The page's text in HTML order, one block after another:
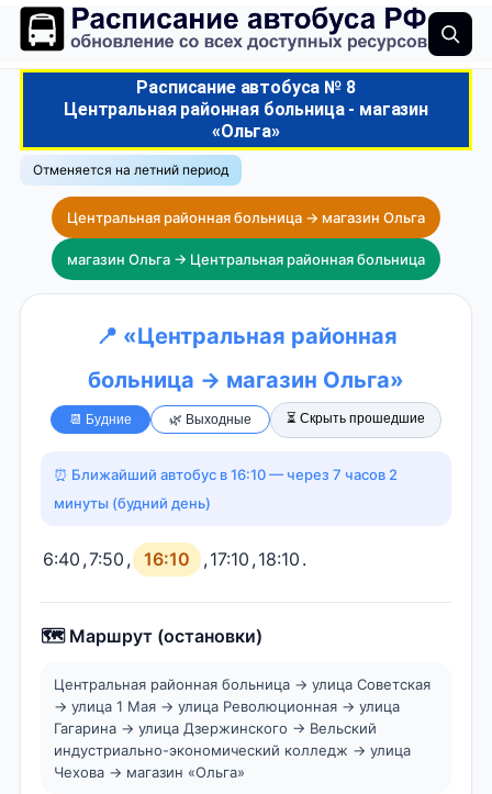
Расписание автобуса № 8
Центральная районная больница - магазин
«Ольга»
Отменяется на летний период
Центральная районная больница → магазин Ольга
магазин Ольга → Центральная районная больница
📍 «Центральная районная
больница → магазин Ольга»
📆 Будние 🌿 Выходные ⏳ Скрыть прошедшие
⏰ Ближайший автобус в 16:10 — через 7 часов 2
минуты (будний день)
6:40 ,7:50 , 16:10 ,17:10 ,18:10 .
🗺️ Маршрут (остановки)
Центральная районная больница → улица Советская
→ улица 1 Мая → улица Революционная → улица
Гагарина → улица Дзержинского → Вельский
индустриально-экономический колледж → улица
Чехова → магазин «Ольга»